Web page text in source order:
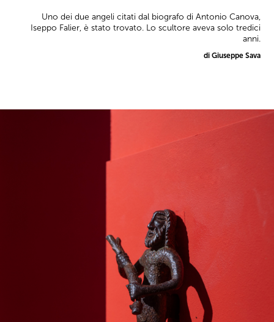
Uno dei due angeli citati dal biografo di Antonio Canova,
Iseppo Falier, è stato trovato. Lo scultore aveva solo tredici
anni.
di Giuseppe Sava